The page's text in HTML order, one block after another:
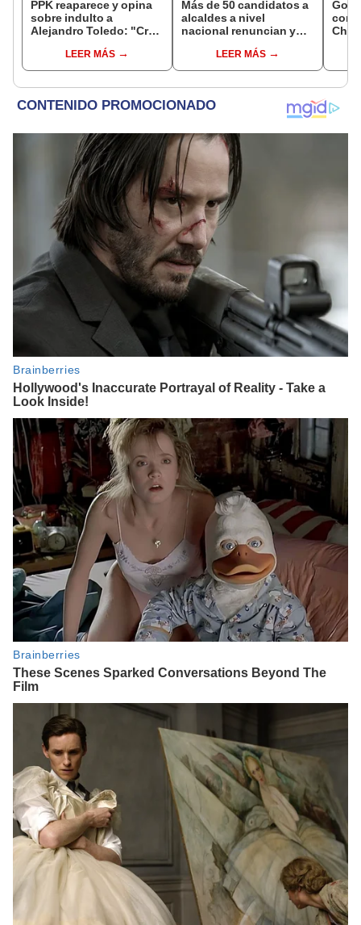
PPK reaparece y opina
sobre indulto a
Alejandro Toledo: "Creo
cárcel"LEER MÁS
Más de 50 candidatos a
alcaldes a nivel
nacional renuncian y
encubiertaLEER MÁS